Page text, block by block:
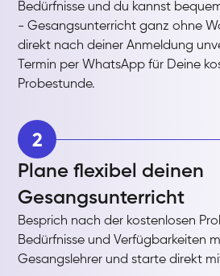
Bedürfnisse und du kannst
- Gesangsunterricht ganz ohne
direkt nach deiner Anmeldung
Termin per WhatsApp für Deine
Probestunde.
2
Plane flexibel deinen
Gesangsunterricht
Besprich nach der kostenlosen
Bedürfnisse und Verfügbarkeiten
Gesangslehrer und starte direkt